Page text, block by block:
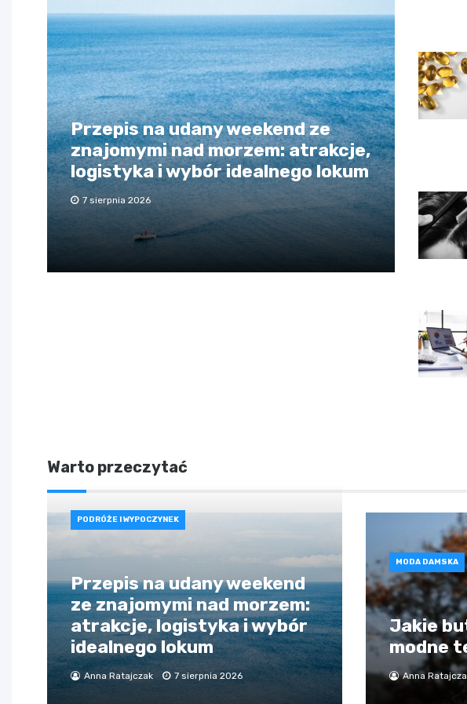
Przepis na udany weekend ze
znajomymi nad morzem: atrakcje,
logistyka i wybór idealnego lokum
7 sierpnia 2026
Warto przeczytać
PODRÓŻE I WYPOCZYNEK
Przepis na udany weekend
ze znajomymi nad morzem:
atrakcje, logistyka i wybór
idealnego lokum
Anna Ratajczak 7 sierpnia 2026
MODA DAMSKA
Jakie
modne
Anna